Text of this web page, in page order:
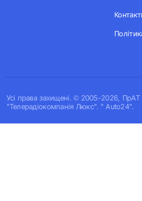
Усi права захищенi. © 2005-2026, ПрАТ
"Телерадіокомпанія Люкс". " Auto24".